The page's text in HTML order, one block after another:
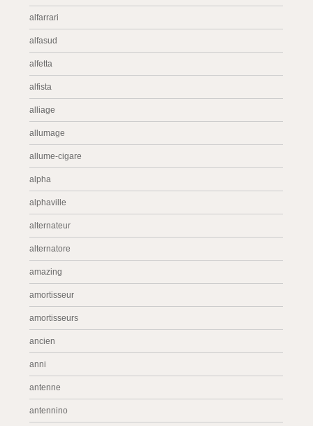
alfarrari
alfasud
alfetta
alfista
alliage
allumage
allume-cigare
alpha
alphaville
alternateur
alternatore
amazing
amortisseur
amortisseurs
ancien
anni
antenne
antennino